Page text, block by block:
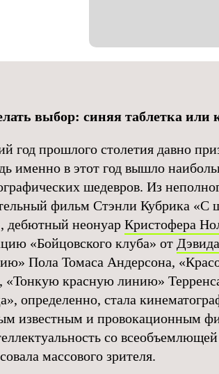
выбор: синяя таблетка или
год прошлого столетия давно
именно в этот год вышло
шедевров. Из
фильм Стэнли Кубрика «С
дебютный неонуар Кристофера
«Бойцовского клуба» от
Пола Томаса Андерсона,
«Тонкую красную линию»
определенно, стала
известным и провокационным
со
массового зрителя.